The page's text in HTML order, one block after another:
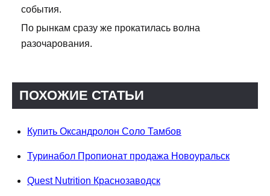
события.
По рынкам сразу же прокатилась волна
разочарования.
ПОХОЖИЕ СТАТЬИ
Купить Оксандролон Соло Тамбов
Туринабол Пропионат продажа Новоуральск
Quest Nutrition Краснозаводск